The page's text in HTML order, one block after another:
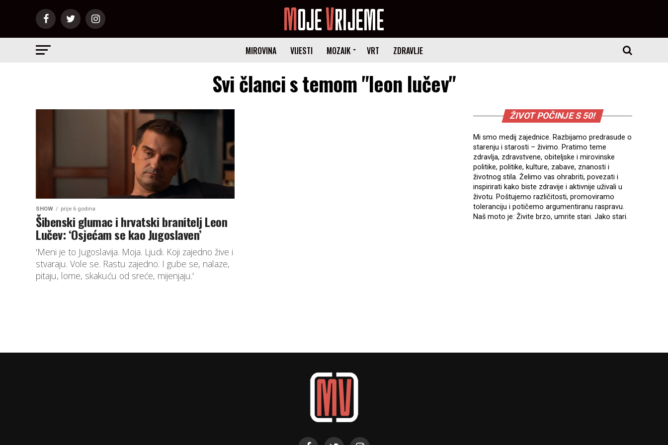
MIROVINA VIJESTI MOZAIK VRT ZDRAVLJE
Svi članci s temom "leon lučev"
SHOW prije 6 godina
Šibenski glumac i hrvatski branitelj Leon
Lučev: ‘Osjećam se kao Jugoslaven’
'Meni je to Jugoslavija. Moja. Ljudi. Koji zajedno žive i
stvaraju. Vole se. Rastu zajedno. I gube se, nalaze,
pitaju, lome, skakuću od sreće, mijenjaju.'
ŽIVOT POČINJE S 50!
Mi smo medij zajednice. Razbijamo predrasude o
starenju i starosti – živimo. Pratimo teme
zdravlja, zdravstvene, obiteljske i mirovinske
politike, politike, kulture, zabave, znanosti i
životnog stila. Želimo vas ohrabriti, povezati i
inspirirati kako biste zdravije i aktivnije uživali u
životu. Poštujemo različitosti, promoviramo
toleranciju i potičemo argumentiranu raspravu.
Naš moto je: Živite brzo, umrite stari. Jako stari.